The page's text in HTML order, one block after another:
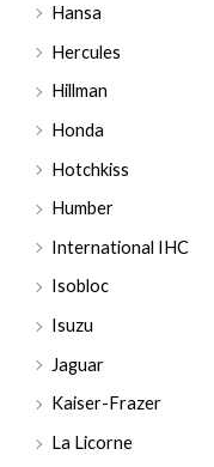
Hansa
Hercules
Hillman
Honda
Hotchkiss
Humber
International IHC
Isobloc
Isuzu
Jaguar
Kaiser-Frazer
La Licorne